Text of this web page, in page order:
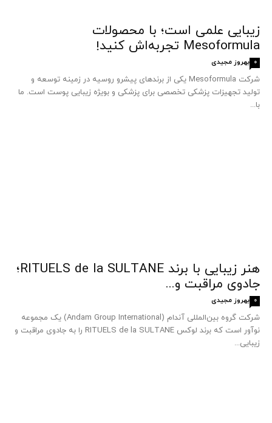
زیبایی علمی است؛ با محصولات
Mesoformula تجربه‌اش کنید!
بهروز مجیدی 0
شرکت Mesoformula یکی از برندهای پیشرو روسیه در زمینه توسعه و
تولید تجهیزات پزشکی تخصصی برای پزشکی و بویژه زیبایی پوست است. ما
با...
هنر زیبایی با برند RITUELS de la SULTANE؛
جادوی مراقبت و...
بهروز مجیدی 0
شرکت گروه بین‌المللی آندام (Andam Group International) یک مجموعه
نوآور است که برند لوکس RITUELS de la SULTANE را به جادوی مراقبت و
زیبایی...